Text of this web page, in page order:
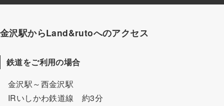
金沢駅からLand&rutoへのアクセス
鉄道をご利用の場合
金沢駅～西金沢駅
IRいしかわ鉄道線 約3分